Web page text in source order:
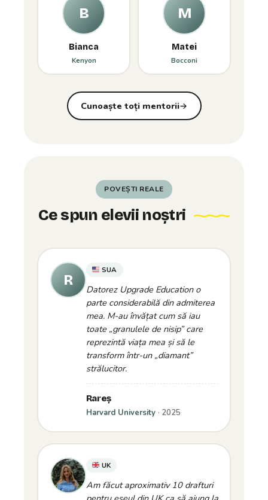
Bianca
Kenyon
Matei
Bocconi
Cunoaște toți mentorii
POVEȘTI REALE
Ce spun elevii noștri
SUA
Datorez Upgrade Education o
parte considerabilă din admiterea
mea. M-au învățat cum să iau
toate „granulele de nisip” care
reprezintă viața mea și să le
transform într-un „diamant”
strălucitor.
Rareș
Harvard University · 2025
UK
Am făcut aproximativ 10 drafturi